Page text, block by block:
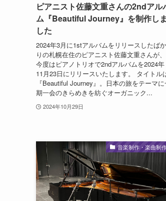
ピアニスト佐藤文重さんの2ndアル
ム『Beautiful Journey』を制作しま
した
2024年3月に1stアルバムをリリースしたばか
りの札幌在住のピアニスト佐藤文重さんが、
今度はピアノトリオで2ndアルバムを2024年
11月23日にリリースいたします。 タイトル
『Beautiful Journey』。日本の旅をテーマに
期一会のきらめきを紡ぐオーガニック...
2024年10月29日
音楽制作・楽曲制